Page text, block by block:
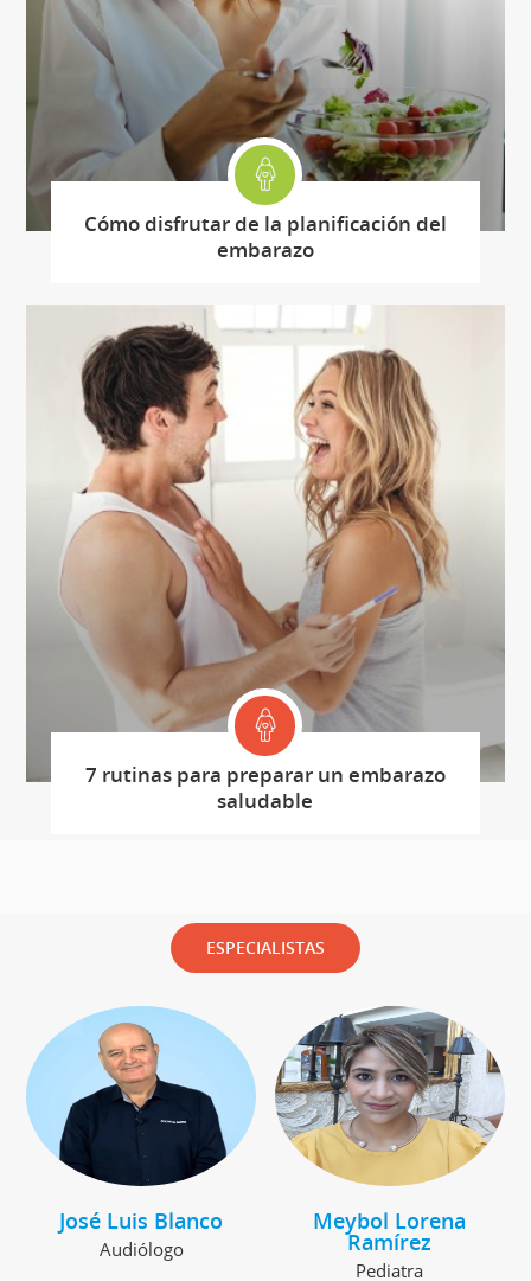
Cómo disfrutar de la planificación del
embarazo
7 rutinas para preparar un embarazo
saludable
ESPECIALISTAS
José Luis Blanco
Audiólogo
Meybol Lorena
Ramírez
Pediatra